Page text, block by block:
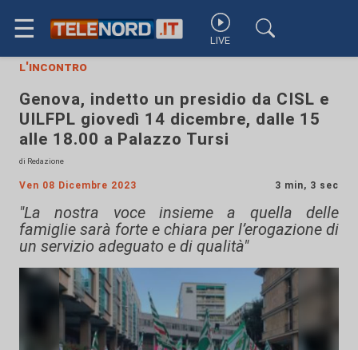
☰ LIVE
l'incontro
Genova, indetto un presidio da CISL e
UILFPL giovedì 14 dicembre, dalle 15
alle 18.00 a Palazzo Tursi
di Redazione
Ven 08 Dicembre 2023 3 min, 3 sec
"La nostra voce insieme a quella delle
famiglie sarà forte e chiara per l’erogazione di
un servizio adeguato e di qualità"